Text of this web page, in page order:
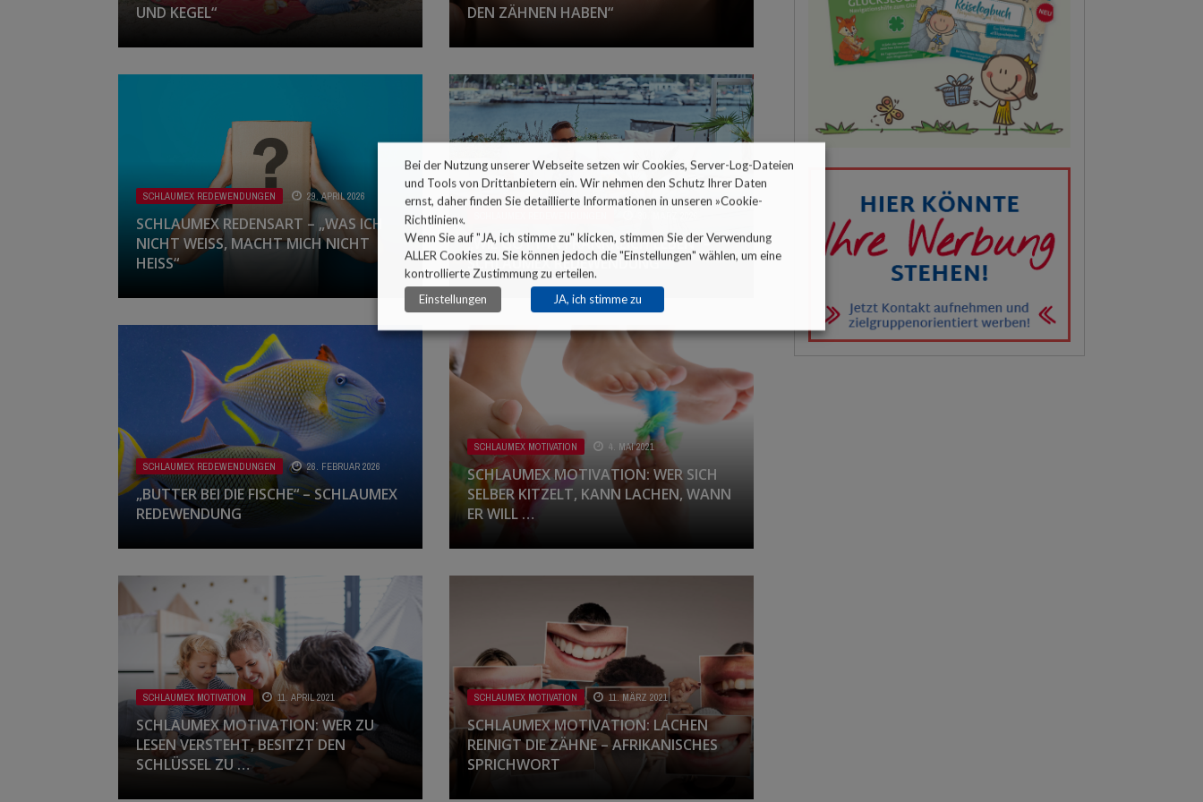
SCHLAUMEX KINDERTALK
SCHLAUMEX LIEST BESTSELLER
SCHLAUMEX MOTIVATION
UND KEGEL“
DEN ZÄHNEN HABEN“
SCHLAUMEX REDEWENDUNGEN 29. APRIL 2026
SCHLAUMEX REDENSART – „WAS ICH
NICHT WEISS, MACHT MICH NICHT H
EISS“
„WIE GOTT IN FRANKREICH LEBEN“ –
SCHLAUMEX REDEWENDUNG
SCHLAUMEX REDEWENDUNGEN 26. FEBRUAR 2026
„BUTTER BEI DIE FISCHE“ – SCHLAUMEX
REDEWENDUNG
SCHLAUMEX MOTIVATION 4. MAI 2021
SCHLAUMEX MOTIVATION: WER SICH
SELBER KITZELT, KANN LACHEN, WANN
ER WILL …
SCHLAUMEX MOTIVATION 11. APRIL 2021
SCHLAUMEX MOTIVATION: WER ZU
LESEN VERSTEHT, BESITZT DEN
SCHLÜSSEL ZU …
SCHLAUMEX MOTIVATION 11. MÄRZ 2021
SCHLAUMEX MOTIVATION: LACHEN
REINIGT DIE ZÄHNE – AFRIKANISCHES
SPRICHWORT
Bei der Nutzung unserer Webseite setzen wir Cookies, Server-Log-Dateien
und Tools von Drittanbietern ein. Wir nehmen den Schutz Ihrer Daten
ernst, daher finden Sie detaillierte Informationen in unseren »Cookie-
Richtlinien«.
Wenn Sie auf "JA, ich stimme zu" klicken, stimmen Sie der Verwendung
ALLER Cookies zu. Sie können jedoch die "Einstellungen" wählen, um eine
kontrollierte Zustimmung zu erteilen.
Einstellungen
JA, ich stimme zu